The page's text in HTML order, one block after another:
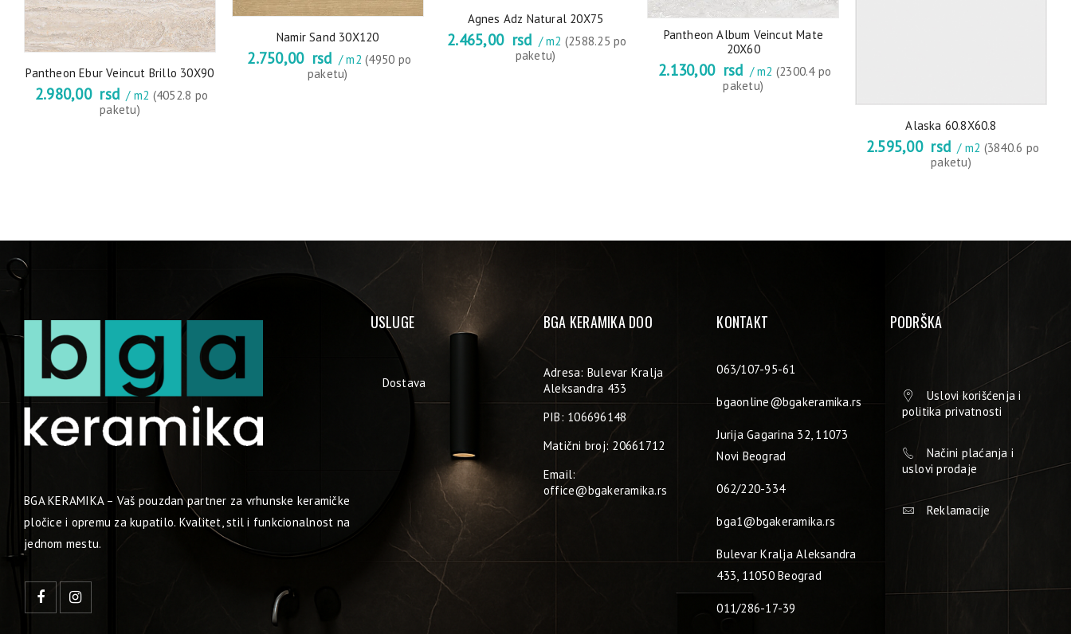
Pantheon Ebur Veincut Brillo 30X90
2.980,00 rsd / m2 (4052.8 po
paketu)
Namir Sand 30X120
2.750,00 rsd / m2(4950 po
paketu)
Agnes Adz Natural 20X75
2.465,00 rsd / m2 (2588.25 po
paketu)
Pantheon Album Veincut Mate
20X60
2.130,00 rsd / m2 (2300.4 po
paketu)
Alaska 60.8X60.8
2.595,00 rsd / m2 (3840.6 po
paketu)
BGA KERAMIKA – Vaš pouzdan partner za vrhunske keramičke
pločice i opremu za kupatilo. Kvalitet, stil i funkcionalnost na
jednom mestu.
USLUGE
Dostava
BGA KERAMIKA DOO
Adresa: Bulevar Kralja
Aleksandra 433
PIB: 106696148
Matični broj: 20661712
Email:
office@bgakeramika.rs
KONTAKT
063/107-95-61
bgaonline@bgakeramika.rs
Jurija Gagarina 32, 11073
Novi Beograd
062/220-334
bga1@bgakeramika.rs
Bulevar Kralja Aleksandra
433, 11050 Beograd
011/286-17-39
PODRŠKA
Uslovi korišćenja i
politika privatnosti
Načini plaćanja i
uslovi prodaje
Reklamacije